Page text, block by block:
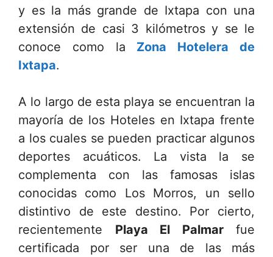
y es la más grande de Ixtapa con una
extensión de casi 3 kilómetros y se le
conoce como la Zona Hotelera de
Ixtapa.
A lo largo de esta playa se encuentran la
mayoría de los Hoteles en Ixtapa frente
a los cuales se pueden practicar algunos
deportes acuáticos. La vista la se
complementa con las famosas islas
conocidas como Los Morros, un sello
distintivo de este destino. Por cierto,
recientemente Playa El Palmarfue
certificada por ser una de las más